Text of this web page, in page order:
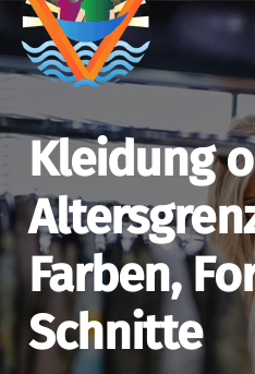
Kleidung
Farben,
Schnitte